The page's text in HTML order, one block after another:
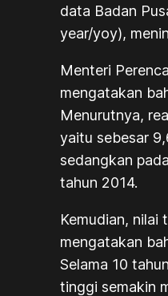
data Badan
year/yoy),
Menteri
mengatakan
Menurutnya,
yaitu sebesar
sedangkan
tahun 2014.
Kemudian, nilai
mengatakan
Selama 10
tinggi semakin